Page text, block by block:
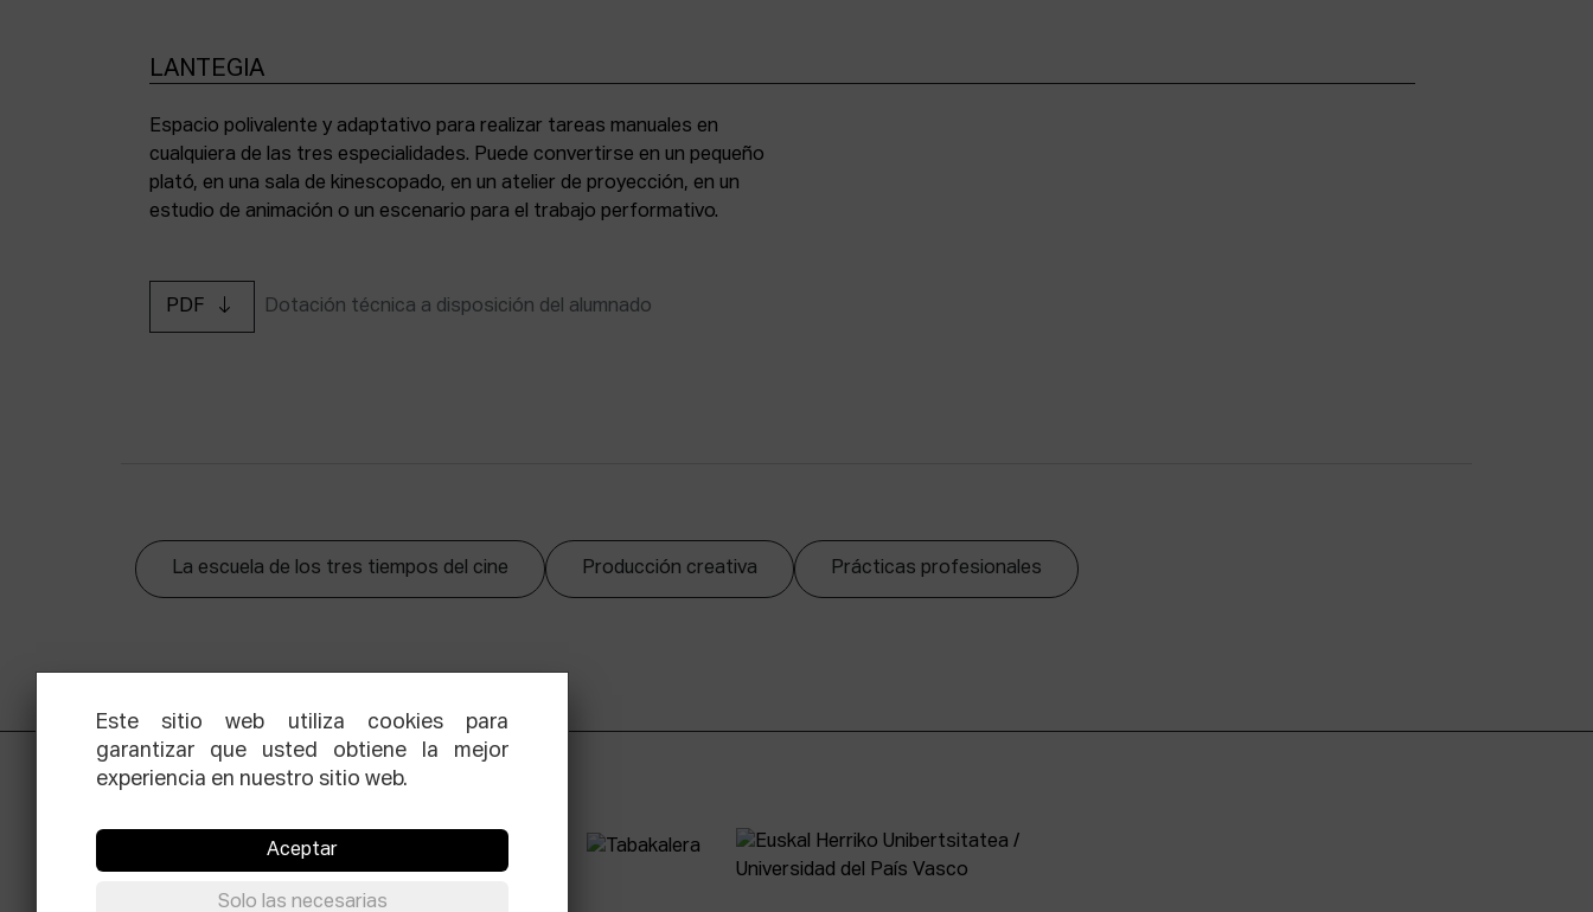
LANTEGIA
Espacio polivalente y adaptativo para realizar tareas manuales en
cualquiera de las tres especialidades. Puede convertirse en un pequeño
plató, en una sala de kinescopado, en un atelier de proyección, en un
estudio de animación o un escenario para el trabajo performativo.
PDF Dotación técnica a disposición del alumnado
La escuela de los tres tiempos del cine Producción creativa Prácticas profesionales
Este sitio web utiliza cookies para
garantizar que usted obtiene la mejor
experiencia en nuestro sitio web.
Aceptar
Solo las necesarias